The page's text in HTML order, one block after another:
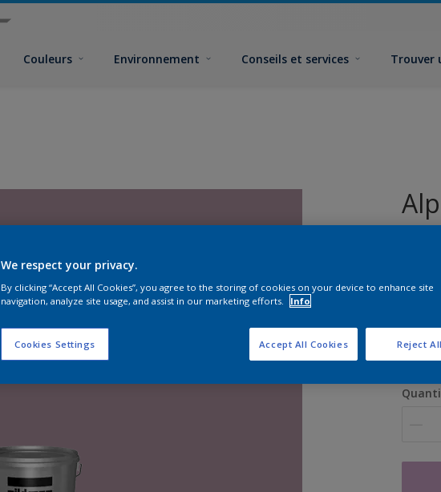
Couleurs Environnement Conseils et services Trouver
We respect your privacy.
By clicking “Accept All Cookies”, you agree to the storing of cookies on your device to enhance site
navigation, analyze site usage, and assist in our marketing efforts.
Info
Cookies Settings Reject All
Accept All Cookies